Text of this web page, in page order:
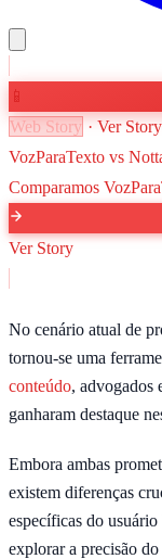
📱
Web Story · Ver Story
VozParaTexto vs
para Brasileiros?
Comparamos
precisão no
ferramenta oferece o
Ver Story
No cenário atual de
tornou-se uma
conteúdo, advogados
ganharam destaque
Embora ambas
existem diferenças
específicas do
explorar a precisão